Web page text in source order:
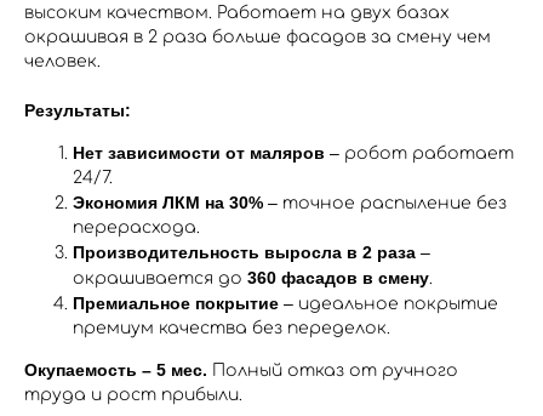
высоким качеством. Работает на двух базах
окрашивая в 2 раза больше фасадов за смену чем
человек.
Результаты:
Нет зависимости от маляров – робот работает
24/7.
Экономия ЛКМ на 30% – точное распыление без
перерасхода.
Производительность выросла в 2 раза –
окрашивается до 360 фасадов в смену.
Премиальное покрытие – идеальное покрытие
премиум качества без переделок.
Окупаемость – 5 мес. Полный отказ от ручного
труда и рост прибыли.